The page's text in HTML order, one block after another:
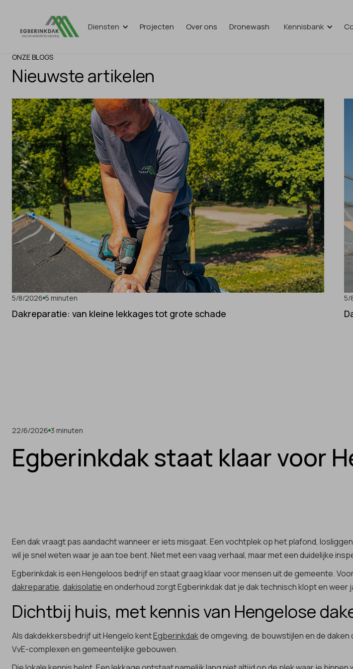
Diensten Projecten Over ons Dronewash Kennisbank
ONZE BLOGS
Nieuwste artikelen
5/8/2026 5 minuten
Dakreparatie: van kleine lekkages tot grote schade
5/
22/6/2026 3 minuten
Egberinkdak staat klaar voor
Een dak vraagt pas aandacht wanneer er iets misgaat. Een vochtplek op het plafond,
wil je snel weten waar je aan toe bent. Niet met een vaag verhaal, maar met een duidelijke
Egberinkdak is een Hengeloos bedrijf en staat graag klaar voor mensen uit de gemeente.
dakreparatie, dakisolatieen onderhoud zorgt Egberinkdak dat je dak technisch klopt en weer
Dichtbij huis, met kennis van Hengelose
Als dakdekkersbedrijf uit Hengelo kentEgberinkdakde omgeving, de bouwstijlen en de
VvE-complexen en gemeentelijke gebouwen.